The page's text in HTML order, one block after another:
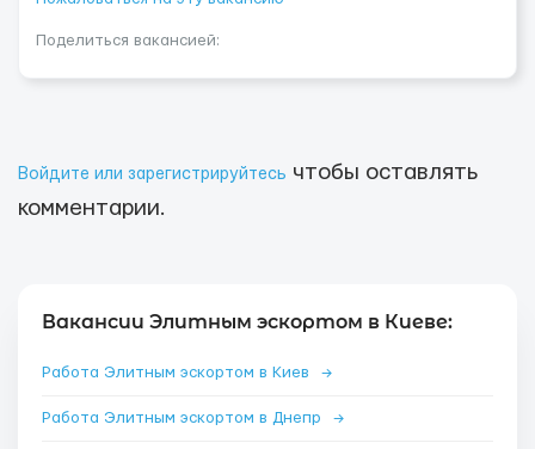
Поделиться вакансией:
Войдите или зарегистрируйтесь чтобы оставлять
комментарии.
Вакансии Элитным эскортом в Киеве:
Работа Элитным эскортом в Киев →
Работа Элитным эскортом в Днепр →